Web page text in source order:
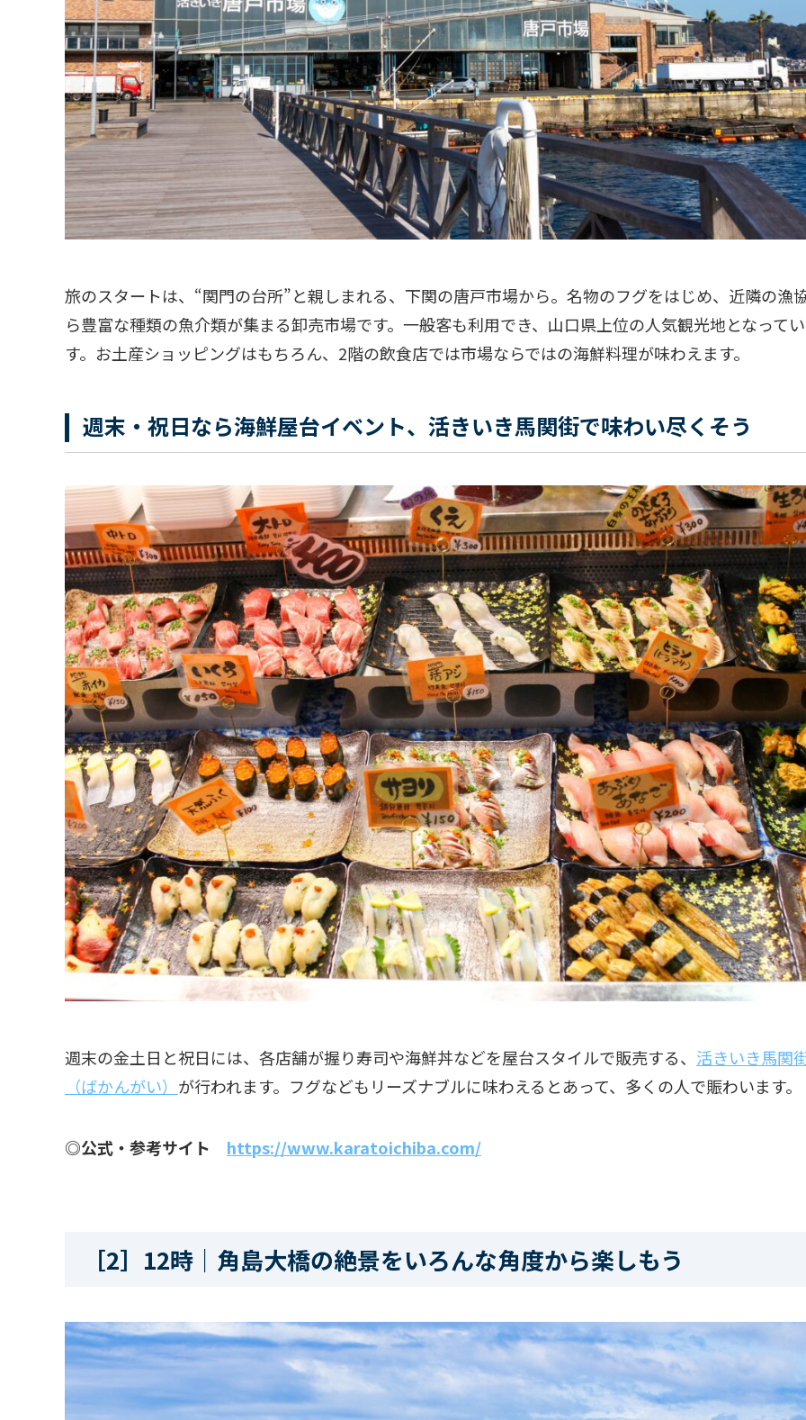
旅のスタートは、“関門の台所”と親しまれる、下関の唐戸市場から。名物のフグをはじめ、近隣の漁
ら豊富な種類の魚介類が集まる卸売市場です。一般客も利用でき、山口県上位の人気観光地となって
す。お土産ショッピングはもちろん、2階の飲食店では市場ならではの海鮮料理が味わえます。
週末・祝日なら海鮮屋台イベント、活きいき馬関街で味わい尽くそう
週末の金土日と祝日には、各店舗が握り寿司や海鮮丼などを屋台スタイルで販売する、 活きいき馬関
（ばかんがい） が行われます。フグなどもリーズナブルに味わえるとあって、多くの人で賑わいます。
◎公式・参考サイト https://www.karatoichiba.com/
［2］12時｜角島大橋の絶景をいろんな角度から楽しもう